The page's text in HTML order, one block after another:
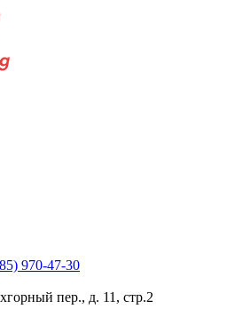
970-47-30
пер., д. 11, стр.2